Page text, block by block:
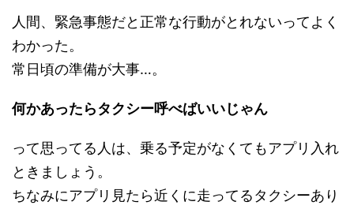
人間、緊急事態だと正常な行動がとれないってよく
わかった。
常日頃の準備が大事…。
何かあったらタクシー呼べばいいじゃん
って思ってる人は、乗る予定がなくてもアプリ入れ
ときましょう。
ちなみにアプリ見たら近くに走ってるタクシーあり